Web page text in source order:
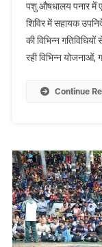
पशु औषधालय पनार में
शिविर में सहायक
की विभिन्न
रही विभिन्न योजनाओं,
Continue